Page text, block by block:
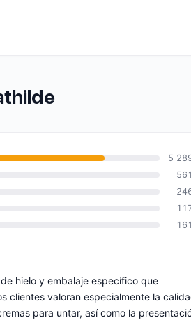
5
561
161
hielo y embalaje específico que
clientes valoran especialmente la
para untar, así como la